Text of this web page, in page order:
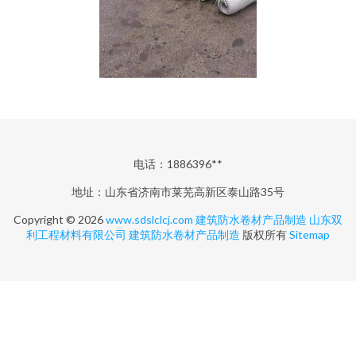
电话：1886396**
地址：山东省济南市莱芜高新区泰山路35号
Copyright © 2026www.sdslclcj.com 建筑防水卷材产品制造 山东双
利工程材料有限公司 建筑防水卷材产品制造 版权所有Sitemap